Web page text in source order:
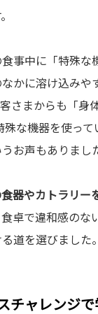
事中に「特殊な
かに溶け込みや
さまからも「身
殊な機器を使っ
お声もありまし
器やカトラリー
卓で違和感のな
道を選びました。
チャレンジ